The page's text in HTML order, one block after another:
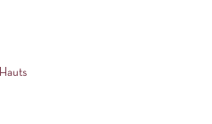
Hauts